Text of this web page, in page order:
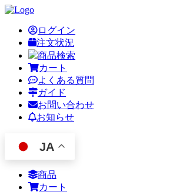
ログイン
注文状況
商品検索
カート
よくある質問
ガイド
お問い合わせ
お知らせ
JA
商品
カート